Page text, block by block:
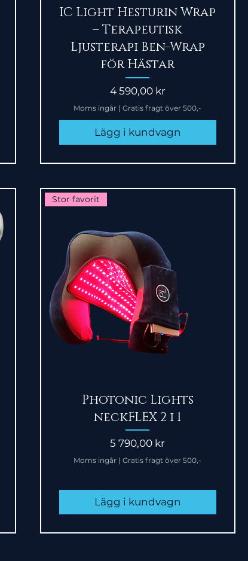
Snabbvisning
IC Light Hesturin Wrap
– Terapeutisk
Ljusterapi Ben-Wrap
för Hästar
Pris
4 590,00 kr
Moms ingår |Gratis fragt över 500,-
Lägg i kundvagn
Snabbvisning
Stor favorit
Photonic Lights
neckFLEX 2 i 1
Pris
5 790,00 kr
Moms ingår |Gratis fragt över 500,-
Lägg i kundvagn